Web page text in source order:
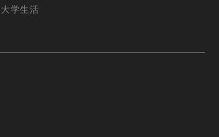
大学生活